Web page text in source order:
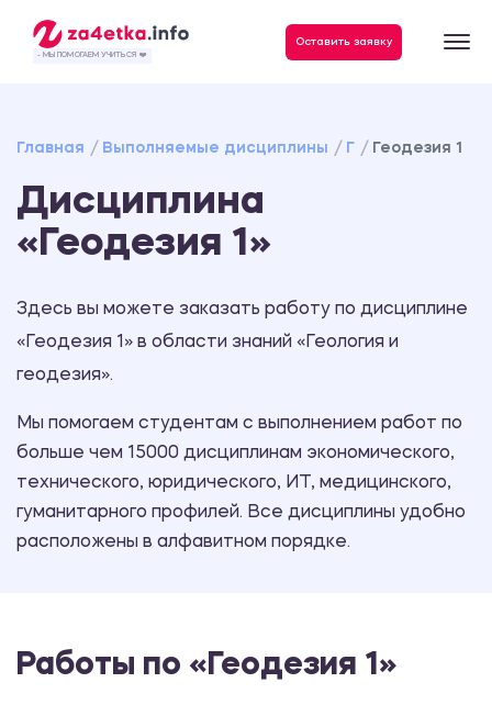
- МЫ ПОМОГАЕМ УЧИТЬСЯ ❤️
Оставить заявку
Главная Выполняемые дисциплины Г Геодезия 1
Дисциплина
«Геодезия 1»
Здесь вы можете заказать работу по дисциплине
«Геодезия 1» в области знаний «Геология и
геодезия».
Мы помогаем студентам с выполнением работ по
больше чем 15000 дисциплинам экономического,
технического, юридического, ИТ, медицинского,
гуманитарного профилей. Все дисциплины удобно
расположены в алфавитном порядке.
Работы по «Геодезия 1»